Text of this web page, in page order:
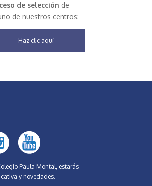
de selección de
de nuestros centros:
Haz clic aquí
Paula Montal, estarás
y novedades.